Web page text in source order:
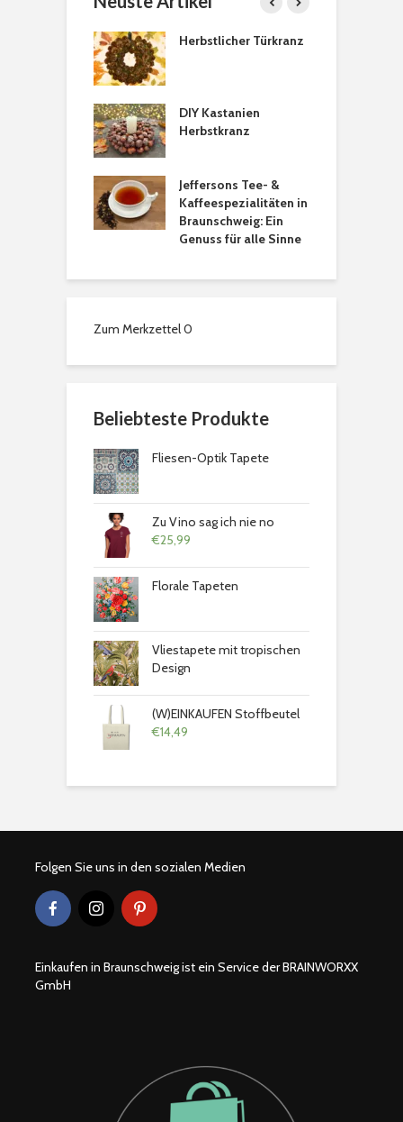
Herbstlicher Türkranz
DIY Kastanien
Herbstkranz
Jeffersons Tee- &
Kaffeespezialitäten in
Braunschweig: Ein
Genuss für alle Sinne
Zum Merkzettel0
Beliebteste Produkte
Fliesen-Optik Tapete
Zu Vino sag ich nie no
€25,99
Florale Tapeten
Vliestapete mit tropischen
Design
(W)EINKAUFEN Stoffbeutel
€14,49
Folgen Sie uns in den sozialen Medien
Einkaufen in Braunschweig ist ein Service der BRAINWORXX
GmbH